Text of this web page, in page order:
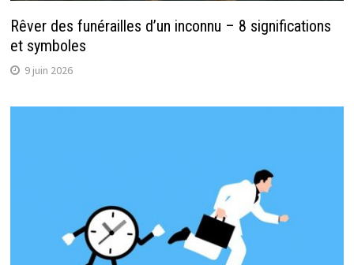
Rêver des funérailles d’un inconnu – 8 significations
et symboles
9 juin 2026